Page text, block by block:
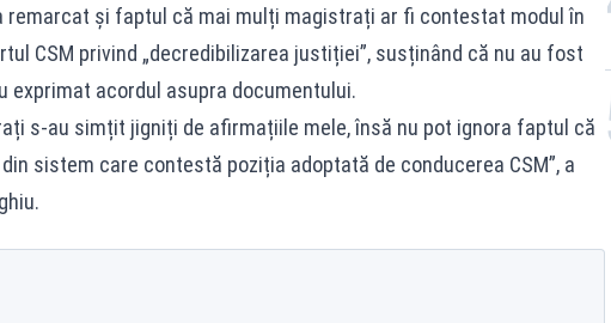
remarcat și faptul că mai mulți magistrați ar fi contestat modul în
CSM privind „decredibilizarea justiției”, susținând că nu au fost
exprimat acordul asupra documentului.
s-au simțit jigniți de afirmațiile mele, însă nu pot ignora faptul că
sistem care contestă poziția adoptată de conducerea CSM”, a